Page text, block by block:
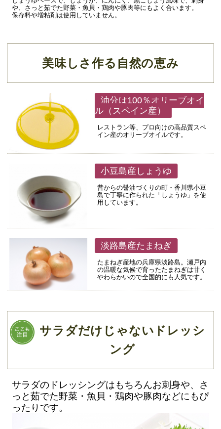
や、さっと茹でた野菜・魚貝・鶏肉や豚肉等にもよく合います。
保存料や増粘剤は使用していません。
美味しさ作る自然の恵み
油分は100％オリーブオイ
ル（スペイン産）
レストラン等、プロ向けの高品質スペ
イン産のオリーブオイルです。
小豆島産しょうゆ
昔からの醤油づくりの町・香川県小豆
島で丁寧に作られた「しょうゆ」を使
用しています。
淡路島産たまねぎ
たまねぎ産地の兵庫県淡路島。瀬戸内
の温暖な気候で育ったたまねぎは甘く
やわらかいので全国的にも人気です。
サラダだけじゃないドレッシ
ング
サラダのドレッシングはもちろんお刺身や、さ
っと茹でた野菜・魚貝・鶏肉や豚肉などにもぴ
ったりです。